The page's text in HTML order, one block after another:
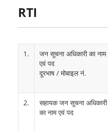
RTI
1.
जन सूचना अधिकारी का नाम
एवं पद
दूरभाष / मोबाइल नं.
2.
सहायक जन सूचना अधिकारी
का नाम एवं पद